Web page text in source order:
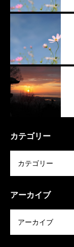
カテゴリー
アーカイブ